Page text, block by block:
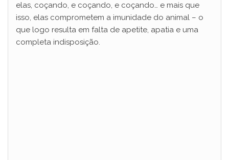
elas, coçando, e coçando, e coçando… e mais que
isso, elas comprometem a imunidade do animal – o
que logo resulta em falta de apetite, apatia e uma
completa indisposição.